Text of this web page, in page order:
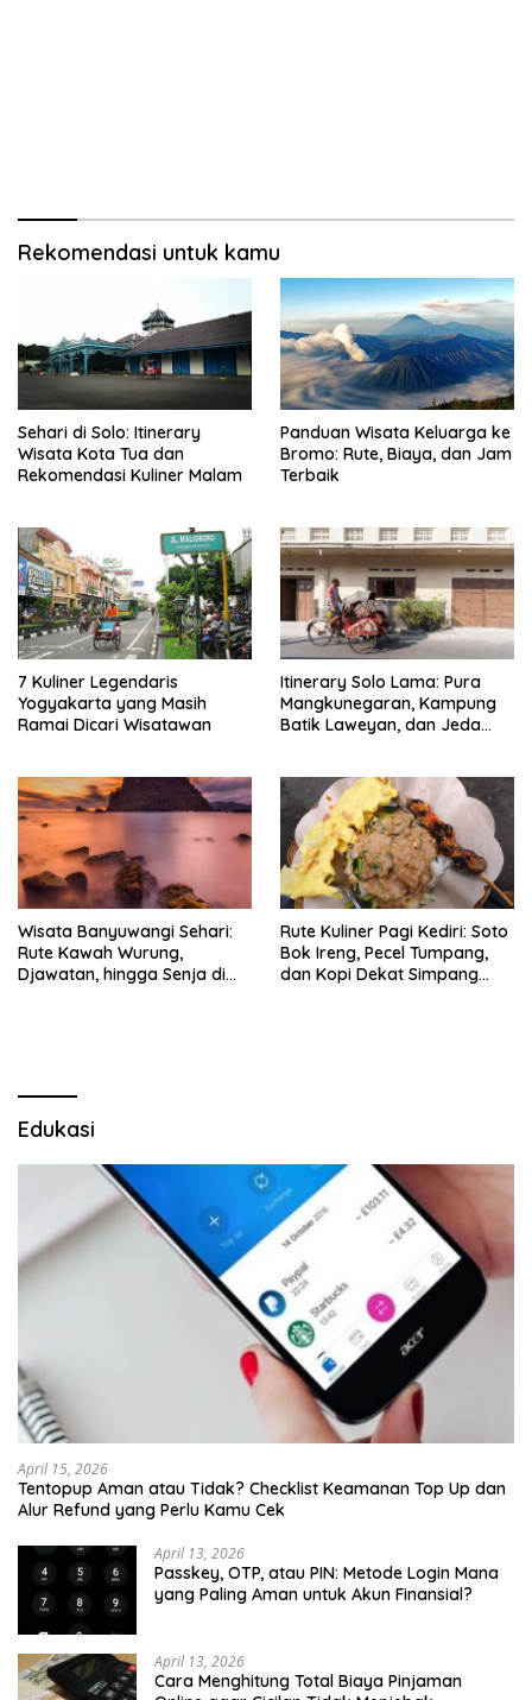
Rekomendasi untuk kamu
Sehari di Solo: Itinerary
Wisata Kota Tua dan
Rekomendasi Kuliner Malam
Panduan Wisata Keluarga ke
Bromo: Rute, Biaya, dan Jam
Terbaik
7 Kuliner Legendaris
Yogyakarta yang Masih
Ramai Dicari Wisatawan
Itinerary Solo Lama: Pura
Mangkunegaran, Kampung
Batik Laweyan, dan Jeda
Wisata Banyuwangi Sehari:
Rute Kawah Wurung,
Djawatan, hingga Senja di
Rute Kuliner Pagi Kediri: Soto
Bok Ireng, Pecel Tumpang,
dan Kopi Dekat Simpang
Edukasi
April 15, 2026
Tentopup Aman atau Tidak? Checklist Keamanan Top Up dan
Alur Refund yang Perlu Kamu Cek
April 13, 2026
Passkey, OTP, atau PIN: Metode Login Mana
yang Paling Aman untuk Akun Finansial?
April 13, 2026
Cara Menghitung Total Biaya Pinjaman